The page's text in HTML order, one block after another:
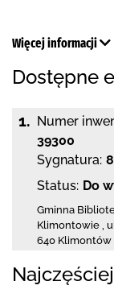
Więcej informacji
Dostępne
1. Numer
39300
Sygnatura:
Status: Do
Gminna
Klimontowie
640 Klimontów